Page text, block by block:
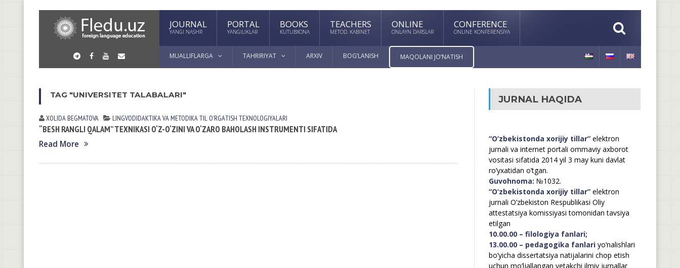
JOURNAL
YANGI NASHR
PORTAL
YANGILIKLAR
BOOKS
KUTUBXONA
TEACHERS
METOD. KABINET
ONLINE
ONLAYN DARSLAR
CONFERENCE
ONLINE KONFERENSIYA
MUALLIFLARGA TAHRIRIYAT ARXIV BOG’LANISH MAQOLANI JO’NATISH
TAG "UNIVERSITET TALABALARI"
XOLIDA BEGMATOVA LINGVODIDАKTIKА VА METODIKАTIL OʼRGАTISH TEXNOLOGIYALАRI
“BESH RANGLI QALAM” TEXNIKASI O‘Z-O‘ZINI VA O‘ZARO BAHOLASH INSTRUMENTI SIFATIDA
Read More
JURNAL HAQIDA
“O’zbekistonda xorijiy tillar”elektron
jurnali va internet portali ommaviy axborot
vositasi sifatida 2014 yil 3 may kuni davlat
ro’yxatidan o’tgan.
Guvohnoma: №1032.
“O’zbekistonda xorijiy tillar”elektron
jurnali O’zbekiston Respublikasi Oliy
attestatsiya komissiyasi tomonidan tavsiya
etilgan
10.00.00 – filologiya fanlari;
13.00.00 – pedagogika fanlariyo’nalishlari
bo’yicha dissertatsiya natijalarini chop etish
uchun mo’ljallangan yetakchi ilmiy jurnallar